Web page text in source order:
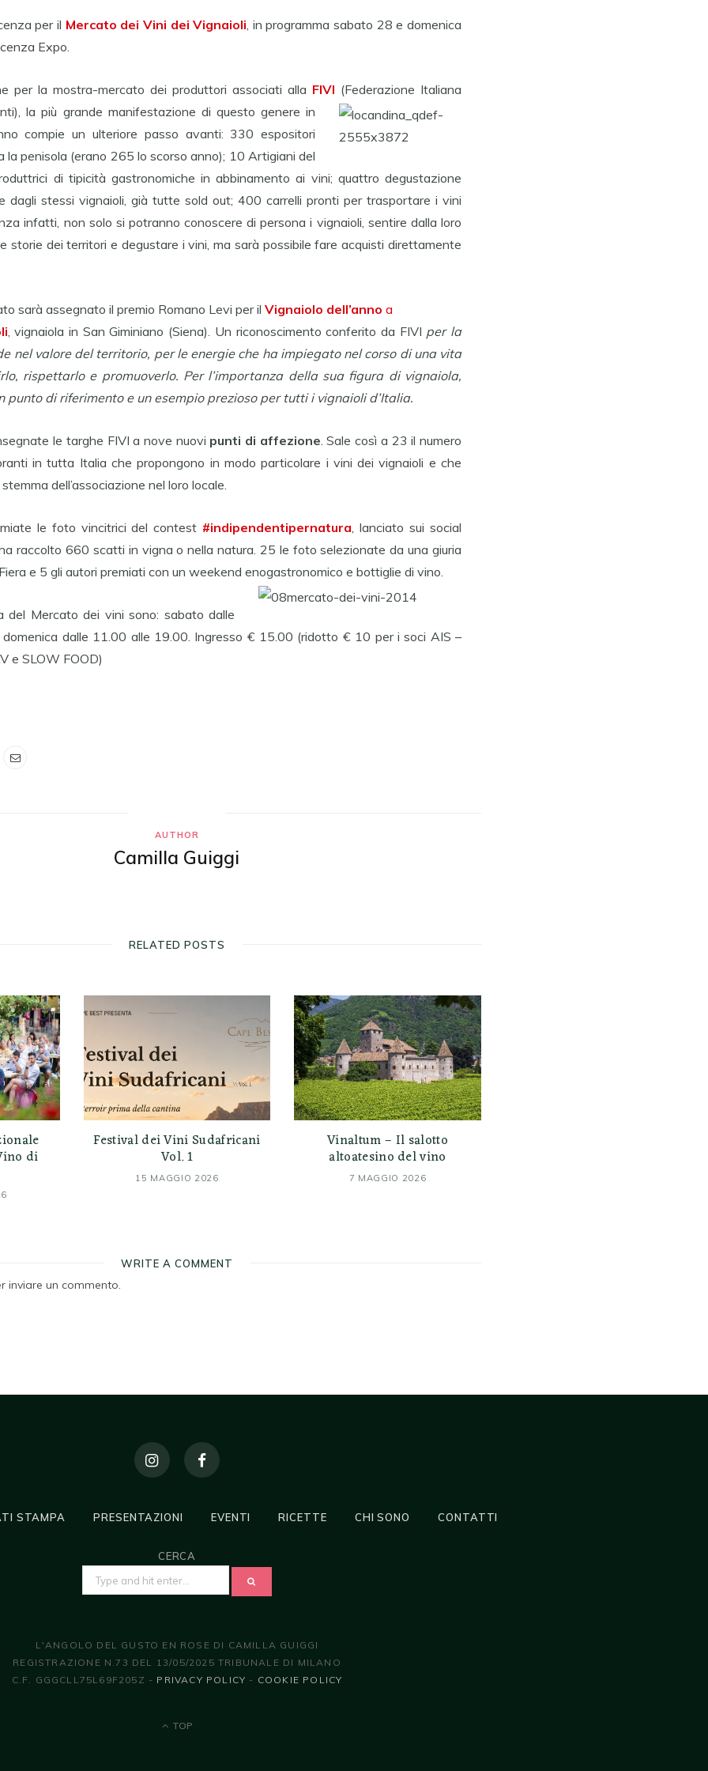
per il Mercato dei Vini dei Vignaioli, in programma sabato 28 e domenica
Expo.
per la mostra-mercato dei produttori associati alla FIVI (Federazione Italiana
la più grande manifestazione di questo genere in
compie un ulteriore passo avanti: 330 espositori
penisola (erano 265 lo scorso anno); 10 Artigiani del
di tipicità gastronomiche in abbinamento ai vini; quattro degustazione
dagli stessi vignaioli, già tutte sold out; 400 carrelli pronti per trasportare i vini
infatti, non solo si potranno conoscere di persona i vignaioli, sentire dalla loro
storie dei territori e degustare i vini, ma sarà possibile fare acquisti direttamente
sarà assegnato il premio Romano Levi per il Vignaiolo dell’anno a
, vignaiola in San Giminiano (Siena). Un riconoscimento conferito da FIVI per la
nel valore del territorio, per le energie che ha impiegato nel corso di una vita
rispettarlo e promuoverlo. Per l’importanza della sua figura di vignaiola,
punto di riferimento e un esempio prezioso per tutti i vignaioli d’Italia.
le targhe FIVI a nove nuovi punti di affezione. Sale così a 23 il numero
in tutta Italia che propongono in modo particolare i vini dei vignaioli e che
dell’associazione nel loro locale.
le foto vincitrici del contest #indipendentipernatura, lanciato sui social
raccolto 660 scatti in vigna o nella natura. 25 le foto selezionate da una giuria
e 5 gli autori premiati con un weekend enogastronomico e bottiglie di vino.
del Mercato dei vini sono: sabato dalle
dalle 11.00 alle 19.00. Ingresso € 15.00 (ridotto € 10 per i soci AIS –
e SLOW FOOD)
AUTHOR
Camilla Guiggi
RELATED POSTS
di
Festival dei Vini Sudafricani
Vol. 1
15 MAGGIO 2026
Vinaltum – Il salotto
altoatesino del vino
7 MAGGIO 2026
WRITE A COMMENT
inviare un commento.
STAMPA PRESENTAZIONI EVENTI RICETTE CHI SONO CONTATTI
CERCA
SEARCH
FOR:
L'ANGOLO DEL GUSTO EN ROSE DI CAMILLA GUIGGI
REGISTRAZIONE N.73 DEL 13/05/2025 TRIBUNALE DI MILANO
C.F. GGGCLL75L69F205Z - PRIVACY POLICY - COOKIE POLICY
TOP